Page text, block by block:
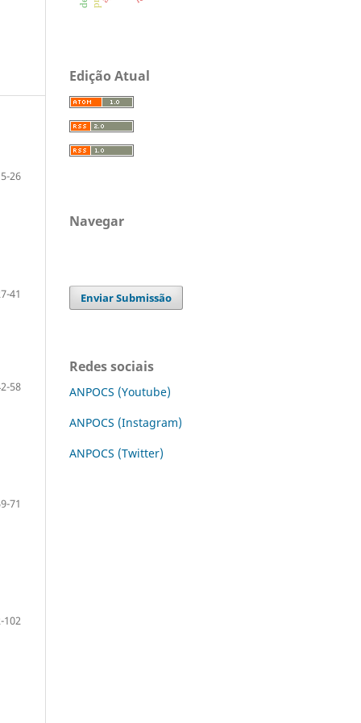
5-26
41
58
71
102
Edição Atual
Navegar
Enviar Submissão
Redes sociais
ANPOCS (Youtube)
ANPOCS (Instagram)
ANPOCS (Twitter)